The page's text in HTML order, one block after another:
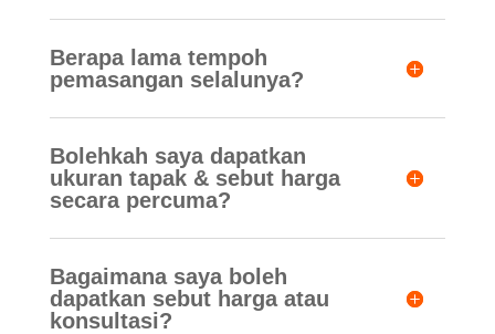
Berapa lama tempoh
pemasangan selalunya?
Bolehkah saya dapatkan
ukuran tapak & sebut harga
secara percuma?
Bagaimana saya boleh
dapatkan sebut harga atau
konsultasi?